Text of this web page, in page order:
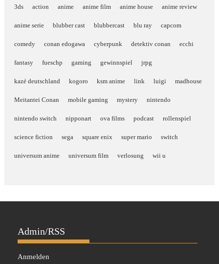
3ds action anime anime film anime house anime review
anime serie blubber cast blubbercast blu ray capcom
comedy conan edogawa cyberpunk detektiv conan ecchi
fantasy fueschp gaming gewinnspiel jrpg
kazé deutschland kogoro ksm anime link luigi madhouse
Meitantei Conan mobile gaming mystery nintendo
nintendo switch nipponart ova films podcast rollenspiel
science fiction sega square enix super mario switch
universum anime universum film verlosung wii u
Admin/RSS
Anmelden